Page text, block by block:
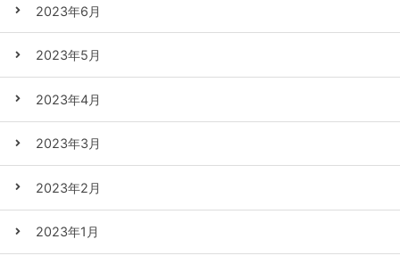
2023年6月
2023年5月
2023年4月
2023年3月
2023年2月
2023年1月